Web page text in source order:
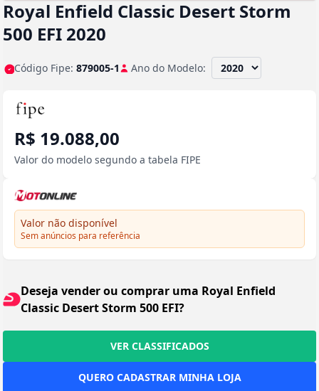
Royal Enfield Classic Desert Storm
500 EFI 2020
Código Fipe: 879005-1 Ano do Modelo:
R$ 19.088,00
Valor do modelo segundo a tabela FIPE
Valor não disponível
Sem anúncios para referência
Deseja vender ou comprar uma Royal Enfield
Classic Desert Storm 500 EFI?
VER CLASSIFICADOS
QUERO CADASTRAR MINHA LOJA